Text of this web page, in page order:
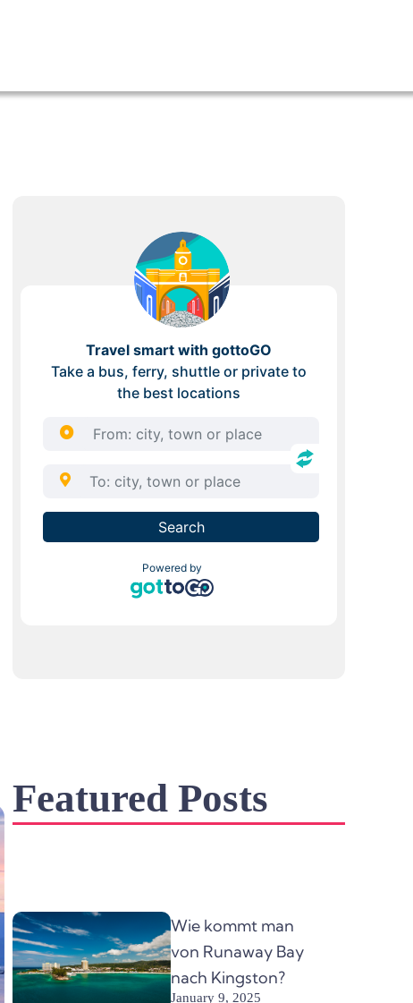
Featured Posts
Wie kommt man
von Runaway Bay
nach Kingston?
January 9, 2025